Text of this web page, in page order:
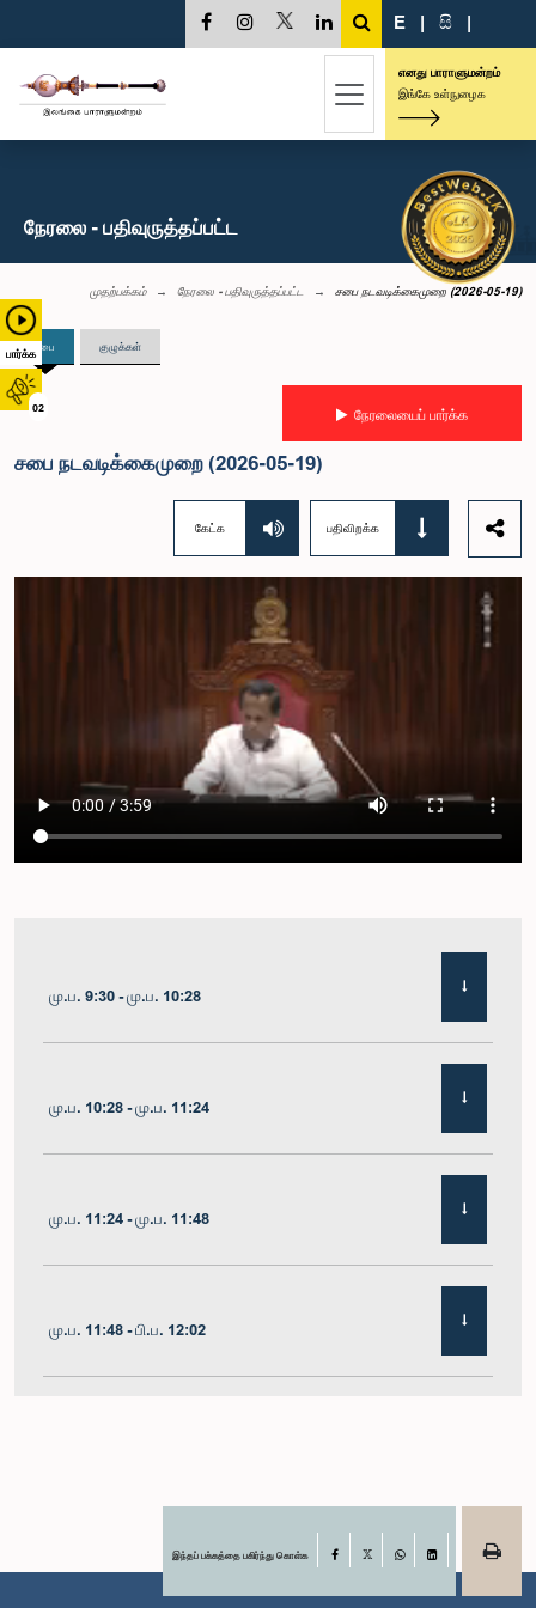
பார்க்க
02
E | සි |
எனது பாராளுமன்றம்
இங்கே உள்நுழைக
நேரலை - பதிவுருத்தப்பட்ட
முதற்பக்கம் நேரலை - பதிவுருத்தப்பட்ட சபை நடவடிக்கைமுறை (2026-05-19)
சபை குழுக்கள்
நேரலையைப் பார்க்க
சபை நடவடிக்கைமுறை (2026-05-19)
கேட்க பதிவிறக்க
மு.ப. 9:30 - மு.ப. 10:28
மு.ப. 10:28 - மு.ப. 11:24
மு.ப. 11:24 - மு.ப. 11:48
மு.ப. 11:48 - பி.ப. 12:02
பி.ப. 12:19 - பி.ப. 12:32இந்தப் பக்கத்தை பகிர்ந்து கொள்க Facebook
LinkedIn